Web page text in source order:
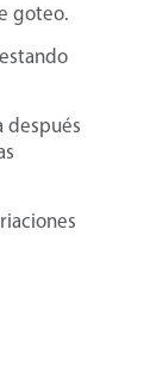
goteo.
después